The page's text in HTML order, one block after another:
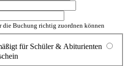
Buchung richtig zuordnen können
für Schüler & Abiturienten